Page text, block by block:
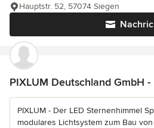
Hauptstr. 52, 57074 Siegen
PIXLUM Deutschland GmbH
PIXLUM - Der LED Sternenhimmel
modulares Lichtsystem zum Bau